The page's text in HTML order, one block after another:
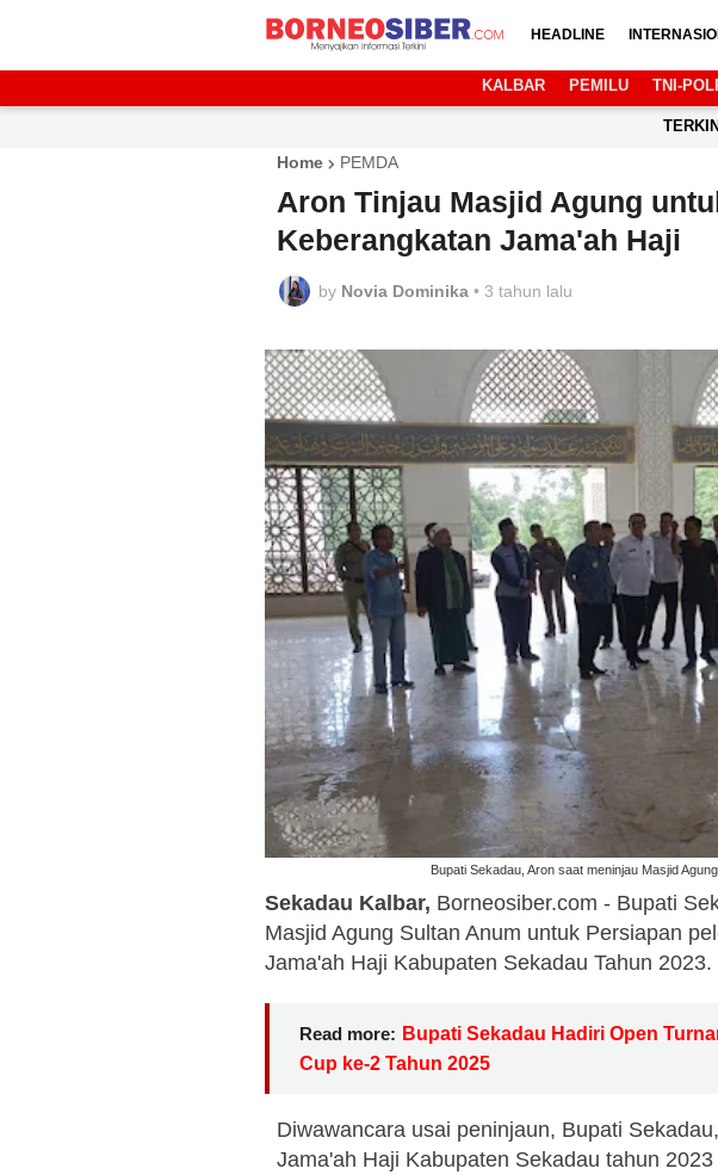
HEADLINE
KALBAR PEMILU TNI-
TERKINI
Home PEMDA
Aron Tinjau Masjid Agung
Keberangkatan Jama'ah Haji
by Novia Dominika • 3 tahun lalu
Bupati Sekadau, Aron saat meninjau Masjid
Sekadau Kalbar, Borneosiber.com - Bupati
Masjid Agung Sultan Anum untuk Persiapan
Jama'ah Haji Kabupaten Sekadau Tahun 2023.
Read more: Bupati Sekadau Hadiri Open
Cup ke-2 Tahun 2025
Diwawancara usai peninjaun, Bupati
Jama'ah Haji Kabupaten Sekadau tahun